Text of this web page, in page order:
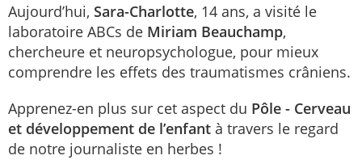
Aujourd’hui, Sara-Charlotte, 14 ans, a visité le
laboratoire ABCs de Miriam Beauchamp,
chercheure et neuropsychologue, pour mieux
comprendre les effets des traumatismes crâniens.
Apprenez-en plus sur cet aspect du Pôle - Cerveau
et développement de l’enfant à travers le regard
de notre journaliste en herbes !